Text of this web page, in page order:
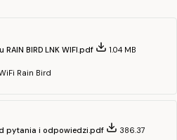
BIRD LNK WIFI.pdf 1.04 MB
Rain Bird
pytania i odpowiedzi.pdf
386.37